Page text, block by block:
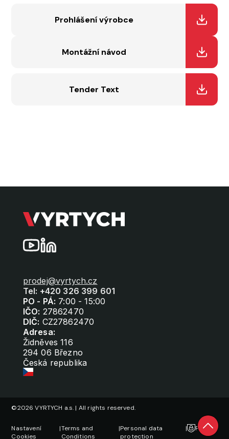
Prohlášení výrobce
Montážní návod
Tender Text
prodej@vyrtych.cz
Tel: +420 326 399 601
PO - PÁ: 7:00 - 15:00
IČO: 27862470
DIČ: CZ27862470
Adresa:
Židněves 116
294 06 Březno
Česká republika
©2026 VYRTYCH a.s. | All rights reserved.
Nastavení
Cookies
|Terms and
Conditions
|Personal data
protection
| Privacy